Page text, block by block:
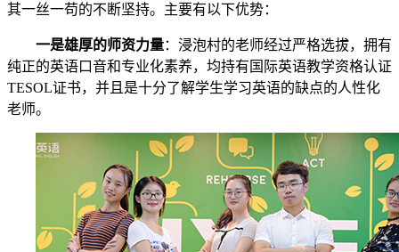
其一丝一苟的不断坚持。主要有以下优势：
一是雄厚的师资力量：浸泡村的老师经过严格选拔，拥有
纯正的英语口音和专业化素养，均持有国际英语教学资格认证
TESOL证书，并且是十分了解学生学习英语的缺点的人性化
老师。